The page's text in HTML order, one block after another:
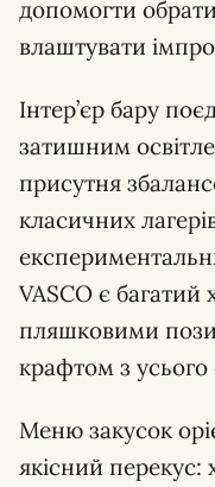
допомогти
влаштувати
Інтер’єр бару
затишним
присутня
класичних
VASCO є багатий
пляшковими
крафтом з усього
Меню закусок
якісний перекус: